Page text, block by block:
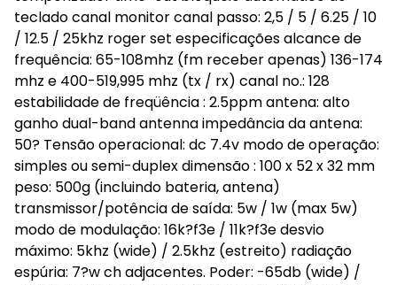
teclado canal monitor canal passo: 2,5 / 5 / 6.25 / 10
/ 12.5 / 25khz roger set especificações alcance de
frequência: 65-108mhz (fm receber apenas) 136-174
mhz e 400-519,995 mhz (tx / rx) canal no.: 128
estabilidade de freqüência : 2.5ppm antena: alto
ganho dual-band antenna impedância da antena:
50? Tensão operacional: dc 7.4v modo de operação:
simples ou semi-duplex dimensão : 100 x 52 x 32 mm
peso: 500g (incluindo bateria, antena)
transmissor/potência de saída: 5w / 1w (max 5w)
modo de modulação: 16k?f3e / 11k?f3e desvio
máximo: 5khz (wide) / 2.5khz (estreito) radiação
espúria: 7?w ch adjacentes. Poder: -65db (wide) /